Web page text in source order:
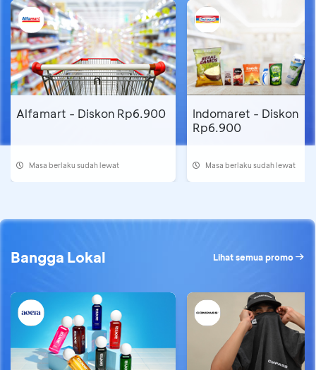
Alfamart - Diskon Rp6.900
Masa berlaku sudah lewat
Indomaret - Diskon
Rp6.900
Masa berlaku sudah lewat
Bangga Lokal Lihat semua promo